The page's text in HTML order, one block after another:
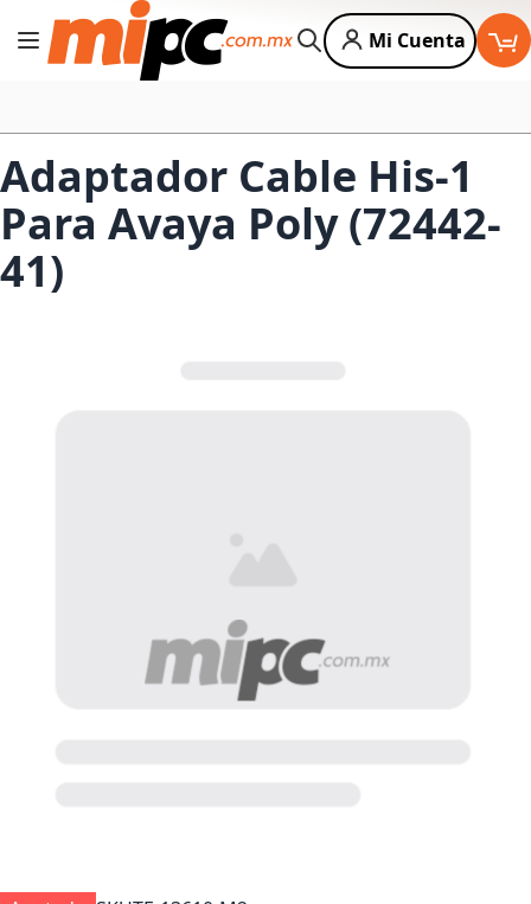
Cambiar Nav
Buscar
Mi Cuenta
Adaptador Cable His-1
Para Avaya Poly (72442-
41)